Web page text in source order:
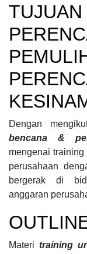
Dengan
bencana &
mengenai training
perusahaan
bergerak di
anggaran
Materi training